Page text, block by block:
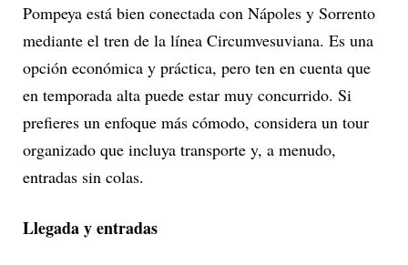
Pompeya está bien conectada con Nápoles y Sorrento
mediante el tren de la línea Circumvesuviana. Es una
opción económica y práctica, pero ten en cuenta que
en temporada alta puede estar muy concurrido. Si
prefieres un enfoque más cómodo, considera un tour
organizado que incluya transporte y, a menudo,
entradas sin colas.
Llegada y entradas